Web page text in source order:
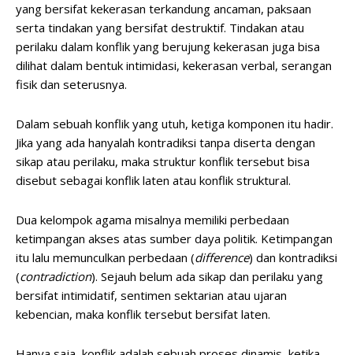
yang bersifat kekerasan terkandung ancaman, paksaan
serta tindakan yang bersifat destruktif. Tindakan atau
perilaku dalam konflik yang berujung kekerasan juga bisa
dilihat dalam bentuk intimidasi, kekerasan verbal, serangan
fisik dan seterusnya.
Dalam sebuah konflik yang utuh, ketiga komponen itu hadir.
Jika yang ada hanyalah kontradiksi tanpa diserta dengan
sikap atau perilaku, maka struktur konflik tersebut bisa
disebut sebagai konflik laten atau konflik struktural.
Dua kelompok agama misalnya memiliki perbedaan
ketimpangan akses atas sumber daya politik. Ketimpangan
itu lalu memunculkan perbedaan (difference) dan kontradiksi
(contradiction). Sejauh belum ada sikap dan perilaku yang
bersifat intimidatif, sentimen sektarian atau ujaran
kebencian, maka konflik tersebut bersifat laten.